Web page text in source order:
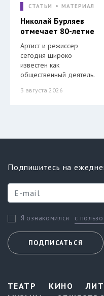
СТАТЬИ МАТЕРИАЛ
Николай Бурляев
отмечает 80-летие
Артист и режиссер
сегодня широко
известен как
общественный деятель.
3 августа 2026
Подпишитесь на
Я ознакомился с
ПОДПИСАТЬСЯ
ТЕАТР КИНО